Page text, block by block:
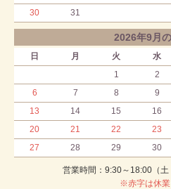
30
31
2026年9月
日 月 火 水
1
2
6
7 8 9
13
14 15 16
20
21 22 23
27
28 29 30
営業時間：9:30～18:00（土
※赤字は休業